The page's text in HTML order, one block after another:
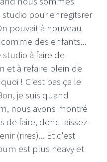
pour enregitsrer
pouvait à nouveau
des enfants...
à faire de
et à refaire plein de
! C'est pas ça le
je suis quand
nous avons montré
de faire, donc laissez-
(rires)... Et c'est
est plus heavy et